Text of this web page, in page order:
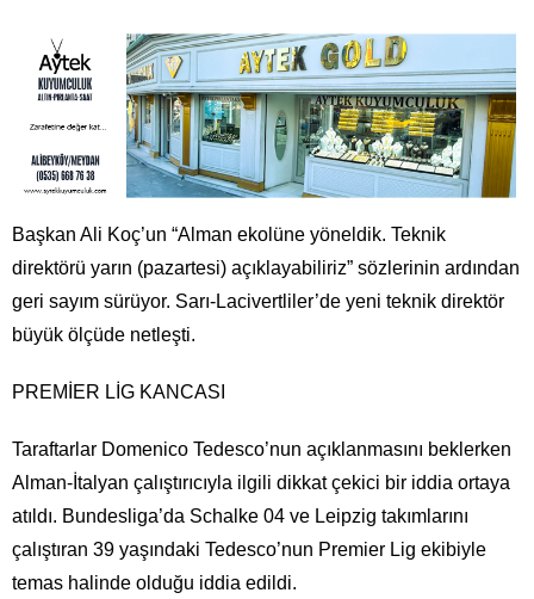
Başkan Ali Koç’un “Alman ekolüne yöneldik. Teknik
direktörü yarın (pazartesi) açıklayabiliriz” sözlerinin ardından
geri sayım sürüyor. Sarı-Lacivertliler’de yeni teknik direktör
büyük ölçüde netleşti.
PREMİER LİG KANCASI
Taraftarlar Domenico Tedesco’nun açıklanmasını beklerken
Alman-İtalyan çalıştırıcıyla ilgili dikkat çekici bir iddia ortaya
atıldı. Bundesliga’da Schalke 04 ve Leipzig takımlarını
çalıştıran 39 yaşındaki Tedesco’nun Premier Lig ekibiyle
temas halinde olduğu iddia edildi.